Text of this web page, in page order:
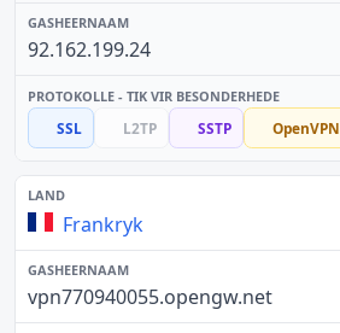
92.162.199.24
SSL L2TP SSTP OpenVPN
Frankryk
vpn770940055.opengw.net